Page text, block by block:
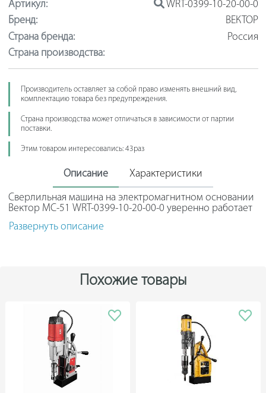
Артикул:
WRT-0399-10-20-00-0
Бренд:
ВЕКТОР
Страна бренда:
Россия
Страна производства:
Производитель оставляет за собой право изменять внешний вид,
комплектацию товара без предупреждения.
Страна производства может отличаться в зависимости от партии
поставки.
Этим товаром интересовались: 43раз
Описание Характеристики
Сверлильная машина на электромагнитном основании
Вектор МС-51 WRT-0399-10-20-00-0 уверенно работает
как на горизонтальных, так и на вертикальных
поверхностях.
соответственно, а также твердосплавные фрезы. Станок
позволяет производить зенкование до 51 мм.
многофункциональная электронная система контроля
магнитного основания, которая обеспечивает:
простоту крепления станка к неровным поверхностям;
защиту от случайного открепления модели;
экономный расход энергии за счет понижения
Развернуть описание
Похожие товары